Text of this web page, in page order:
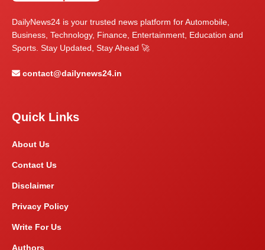
DailyNews24 is your trusted news platform for Automobile,
Business, Technology, Finance, Entertainment, Education and
Sports. Stay Updated, Stay Ahead 🚀
contact@dailynews24.in
Quick Links
About Us
Contact Us
Disclaimer
Privacy Policy
Write For Us
Authors